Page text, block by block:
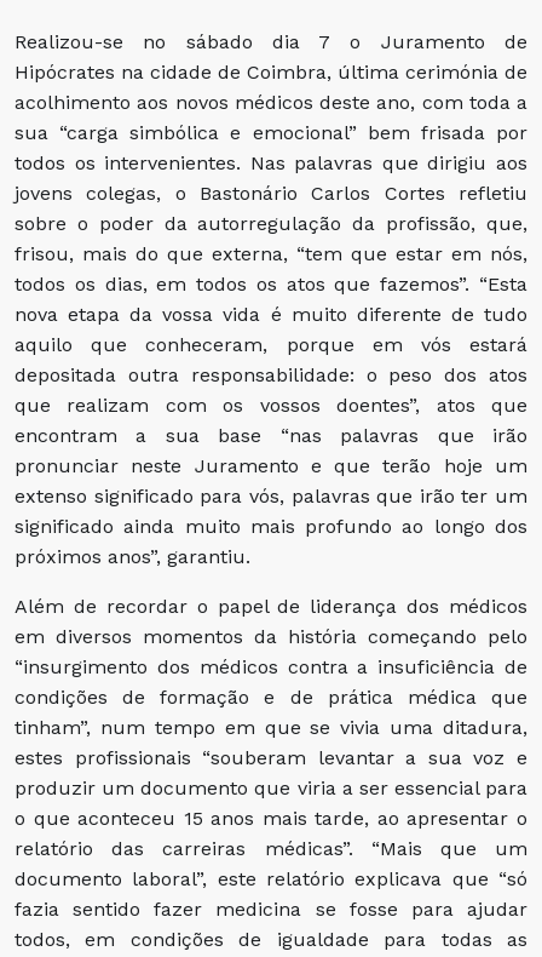
Realizou-se no sábado dia 7 o Juramento de
Hipócrates na cidade de Coimbra, última cerimónia de
acolhimento aos novos médicos deste ano, com toda a
sua “carga simbólica e emocional” bem frisada por
todos os intervenientes. Nas palavras que dirigiu aos
jovens colegas, o Bastonário Carlos Cortes refletiu
sobre o poder da autorregulação da profissão, que,
frisou, mais do que externa, “tem que estar em nós,
todos os dias, em todos os atos que fazemos”. “Esta
nova etapa da vossa vida é muito diferente de tudo
aquilo que conheceram, porque em vós estará
depositada outra responsabilidade: o peso dos atos
que realizam com os vossos doentes”, atos que
encontram a sua base “nas palavras que irão
pronunciar neste Juramento e que terão hoje um
extenso significado para vós, palavras que irão ter um
significado ainda muito mais profundo ao longo dos
próximos anos”, garantiu.
Além de recordar o papel de liderança dos médicos
em diversos momentos da história começando pelo
“insurgimento dos médicos contra a insuficiência de
condições de formação e de prática médica que
tinham”, num tempo em que se vivia uma ditadura,
estes profissionais “souberam levantar a sua voz e
produzir um documento que viria a ser essencial para
o que aconteceu 15 anos mais tarde, ao apresentar o
relatório das carreiras médicas”. “Mais que um
documento laboral”, este relatório explicava que “só
fazia sentido fazer medicina se fosse para ajudar
todos, em condições de igualdade para todas as